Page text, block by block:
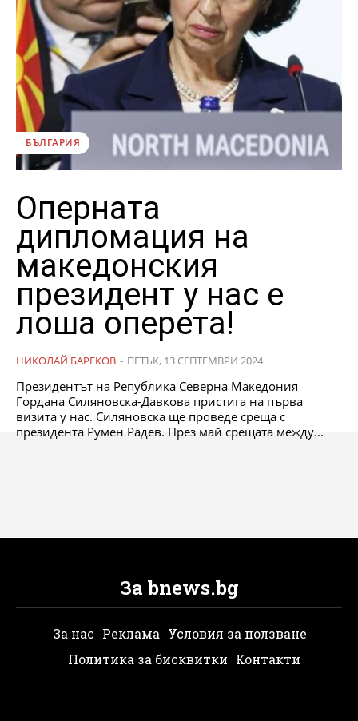
БЪЛГАРИЯ
Оперната
дипломация на
македонския
президент у нас е
лоша оперета!
НИКОЛАЙ БАРЕКОВ - ПЕТЪК, 13 СЕПТЕМВРИ 2024
Президентът на Република Северна Македония
Гордана Силяновска-Давкова пристига на първа
визита у нас. Силяновска ще проведе среща с
президента Румен Радев. През май срещата между...
За bnews.bg
За нас Реклама Условия за ползване
Политика за бисквитки Контакти